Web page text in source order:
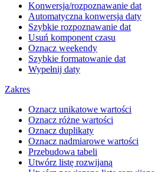
Konwersja/rozpoznawanie dat
Automatyczna konwersja daty
Szybkie rozpoznawanie dat
Usuń komponent czasu
Oznacz weekendy
Szybkie formatowanie dat
Wypełnij daty
Zakres
Oznacz unikatowe wartości
Oznacz różne wartości
Oznacz duplikaty
Oznacz nadmiarowe wartości
Przebudowa tabeli
Utwórz listę rozwijaną